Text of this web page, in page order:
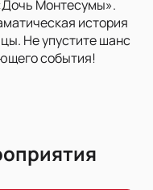
Монтесумы».
история
Не упустите шанс
события!